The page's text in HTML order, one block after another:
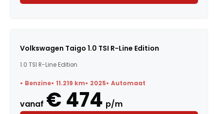
Volkswagen Taigo 1.0 TSI R-Line Edition
1.0 TSI R-Line Edition
Benzine 11.219 km 2025 Automaat
vanaf € 474 p/m